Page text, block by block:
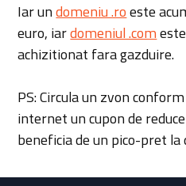
Iar undomeniu .roeste
euro, iardomeniul .com
achizitionat fara gazduire.
PS: Circula un zvon
internet un cupon de
beneficia de un pico-pret la